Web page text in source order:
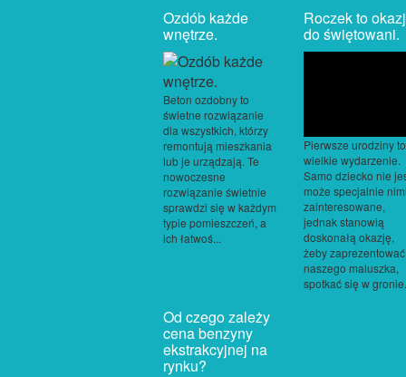
Ozdób każde
wnętrze.
Beton ozdobny to
świetne rozwiązanie
dla wszystkich, którzy
remontują mieszkania
lub je urządzają. Te
nowoczesne
rozwiązanie świetnie
sprawdzi się w każdym
typie pomieszczeń, a
ich łatwoś...
Roczek to
do świętowani.
Pierwsze urodziny to
wielkie wydarzenie.
Samo dziecko nie
może specjalnie
zainteresowane,
jednak stanowią
doskonałą okazję,
żeby zaprezentować
naszego maluszka,
spotkać się w
Od czego zależy
cena benzyny
ekstrakcyjnej na
rynku?